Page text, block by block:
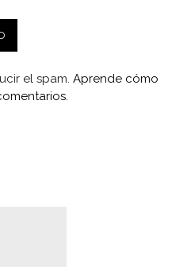
el spam. Aprende cómo